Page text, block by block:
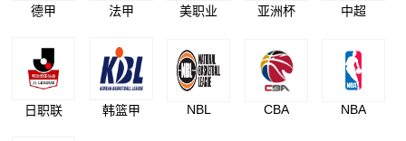
德甲 法甲 美职业 亚洲杯 中超
日职联 韩篮甲 NBL CBA NBA